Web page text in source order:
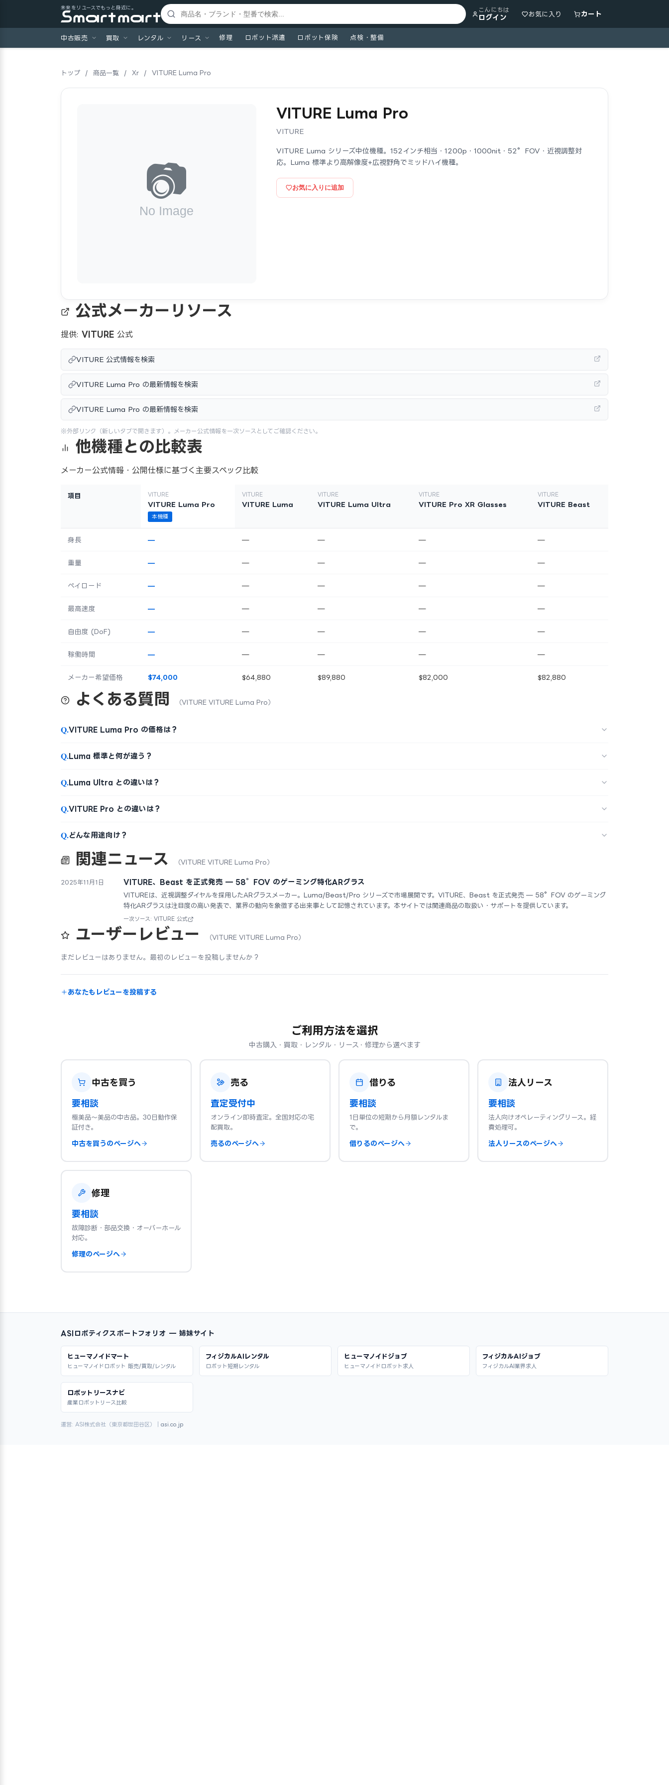
未来をリユースでもっと身近に。 こんにちは
ログイン お気に入り カート
中古販売 買取 レンタル リース 修理 ロボット派遣 ロボット保険 点検・整備
トップ / 商品一覧 / Xr / VITURE Luma Pro
VITURE Luma Pro
VITURE
VITURE Luma シリーズ中位機種。152インチ相当・1200p・1000nit・52°FOV・近視調整対
応。Luma 標準より高解像度+広視野角でミッドハイ機種。
お気に入りに追加
公式メーカーリソース
提供: VITURE 公式
VITURE 公式情報を検索
VITURE Luma Pro の最新情報を検索
VITURE Luma Pro の最新情報を検索
※外部リンク（新しいタブで開きます）。メーカー公式情報を一次ソースとしてご確認ください。
他機種との比較表
メーカー公式情報・公開仕様に基づく主要スペック比較
項目 VITURE
VITURE Luma Pro
本機種
VITURE
VITURE Luma
VITURE
VITURE Luma Ultra
VITURE
VITURE Pro XR Glasses
VITURE
VITURE Beast
身長 — — — — —
重量 — — — — —
ペイロード — — — — —
最高速度 — — — — —
自由度 (DoF) — — — — —
稼働時間 — — — — —
メーカー希望価格 $74,000 $64,880 $89,880 $82,000 $82,880
よくある質問 （VITURE VITURE Luma Pro）
Q.VITURE Luma Pro の価格は？
Q.Luma 標準と何が違う？
Q.Luma Ultra との違いは？
Q.VITURE Pro との違いは？
Q.どんな用途向け？
関連ニュース （VITURE VITURE Luma Pro）
2025年11月1日 VITURE、Beast を正式発売 — 58°FOV のゲーミング特化ARグラス
VITUREは、近視調整ダイヤルを採用したARグラスメーカー。Luma/Beast/Pro シリーズで市場展開です。VITURE、Beast を正式発売 — 58°FOV のゲーミング
特化ARグラスは注目度の高い発表で、業界の動向を象徴する出来事として記憶されています。本サイトでは関連商品の取扱い・サポートを提供しています。
一次ソース: VITURE 公式
ユーザーレビュー （VITURE VITURE Luma Pro）
まだレビューはありません。最初のレビューを投稿しませんか？
あなたもレビューを投稿する
ご利用方法を選択
中古購入・買取・レンタル・リース・修理から選べます
中古を買う
要相談
極美品〜美品の中古品。30日動作保
証付き。
中古を買うのページへ
売る
査定受付中
オンライン即時査定。全国対応の宅
配買取。
売るのページへ
借りる
要相談
1日単位の短期から月額レンタルま
で。
借りるのページへ
法人リース
要相談
法人向けオペレーティングリース。経
費処理可。
法人リースのページへ
修理
要相談
故障診断・部品交換・オーバーホール
対応。
修理のページへ
ASIロボティクスポートフォリオ — 姉妹サイト
ヒューマノイドマート
ヒューマノイドロボット 販売/買取/レンタル
フィジカルAIレンタル
ロボット短期レンタル
ヒューマノイドジョブ
ヒューマノイドロボット求人
フィジカルAIジョブ
フィジカルAI業界求人
ロボットリースナビ
産業ロボットリース比較
運営: ASI株式会社（東京都世田谷区）｜ asi.co.jp